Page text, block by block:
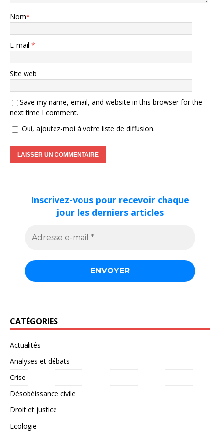
Nom*
E-mail *
Site web
Save my name, email, and website in this browser for the
next time I comment.
Oui, ajoutez-moi à votre liste de diffusion.
Inscrivez-vous pour recevoir chaque
jour les derniers articles
CATÉGORIES
Actualités
Analyses et débats
Crise
Désobéissance civile
Droit et justice
Ecologie